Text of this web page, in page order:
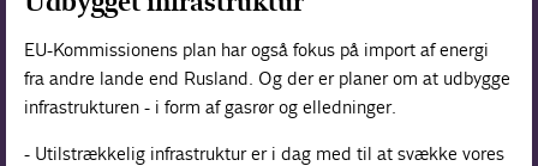
EU-Kommissionens plan har også fokus på import af energi
fra andre lande end Rusland. Og der er planer om at udbygge
infrastrukturen - i form af gasrør og elledninger.
- Utilstrækkelig infrastruktur er i dag med til at svække vores